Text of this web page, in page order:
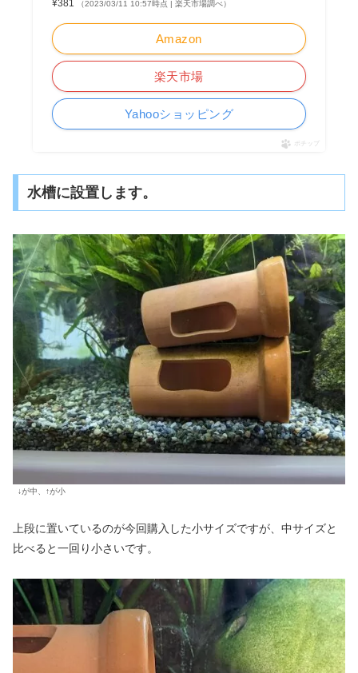
¥381 （2023/03/11 10:57時点 | 楽天市場調べ）
Amazon
楽天市場
Yahooショッピング
ポチップ
水槽に設置します。
↓が中、↑が小
上段に置いているのが今回購入した小サイズですが、中サイズと
比べると一回り小さいです。